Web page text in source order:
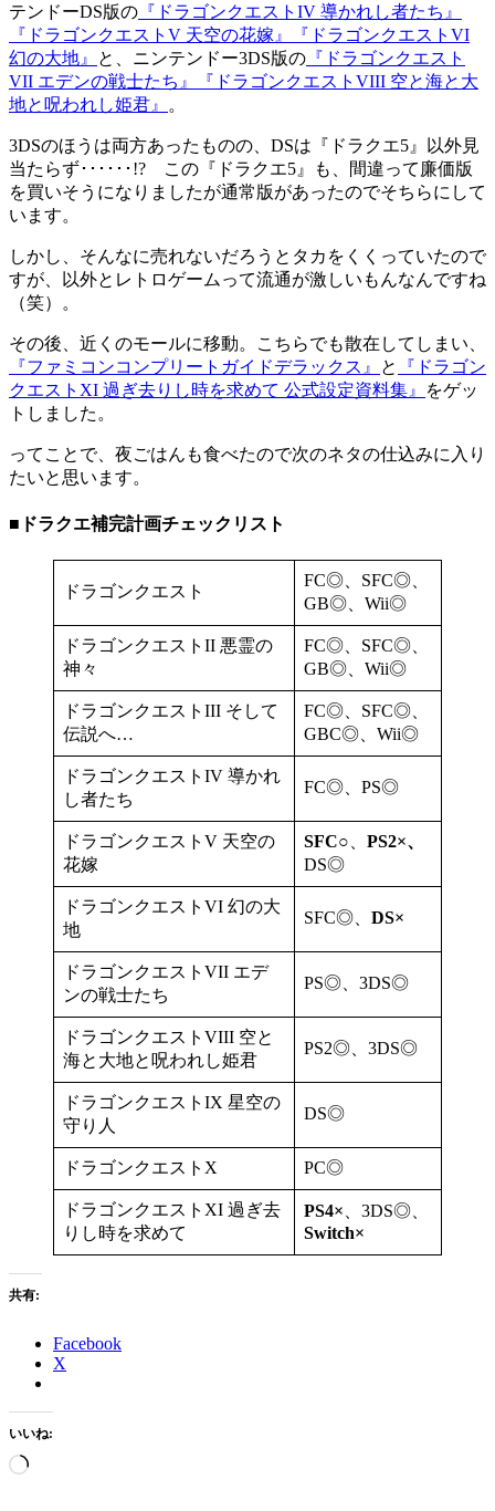
テンドーDS版の 『ドラゴンクエストIV 導かれし者たち』
『ドラゴンクエストV 天空の花嫁』
『ドラゴンクエストVI
幻の大地』
と、ニンテンドー3DS版の 『ドラゴンクエスト
VII エデンの戦士たち』
『ドラゴンクエストVIII 空と海と大
地と呪われし姫君』
。
3DSのほうは両方あったものの、DSは『ドラクエ5』以外見
当たらず･･････!? この『ドラクエ5』も、間違って廉価版
を買いそうになりましたが通常版があったのでそちらにして
います。
しかし、そんなに売れないだろうとタカをくくっていたので
すが、以外とレトロゲームって流通が激しいもんなんですね
（笑）。
その後、近くのモールに移動。こちらでも散在してしまい、
『ファミコンコンプリートガイドデラックス』
と
『ドラゴン
クエストXI 過ぎ去りし時を求めて 公式設定資料集』
をゲッ
トしました。
ってことで、夜ごはんも食べたので次のネタの仕込みに入り
たいと思います。
■ドラクエ補完計画チェックリスト
ドラゴンクエスト
FC◎、SFC◎、
GB◎、Wii◎
ドラゴンクエストII 悪霊の
神々
FC◎、SFC◎、
GB◎、Wii◎
ドラゴンクエストIII そして
伝説へ…
FC◎、SFC◎、
GBC◎、Wii◎
ドラゴンクエストIV 導かれ
し者たち
FC◎、PS◎
ドラゴンクエストV 天空の
花嫁
SFC○
PS2×、
DS◎
ドラゴンクエストVI 幻の大
地
SFC◎、 DS×
ドラゴンクエストVII エデ
ンの戦士たち
PS◎、3DS◎
ドラゴンクエストVIII 空と
海と大地と呪われし姫君
PS2◎、3DS◎
ドラゴンクエストIX 星空の
守り人
DS◎
ドラゴンクエストX PC◎
ドラゴンクエストXI 過ぎ去
りし時を求めて
PS4× 、3DS◎、
Switch×
共有:
Facebook
X
いいね:
読